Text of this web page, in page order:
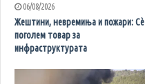
06/08/2026
Жештини, невремиња и пожари: Сè
поголем товар за
инфраструктурата